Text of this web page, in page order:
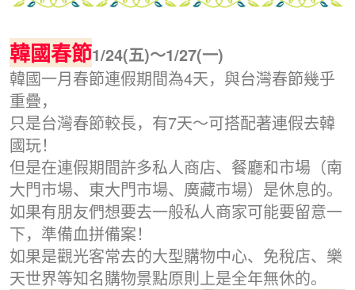
韓國春節1/24(五)～1/27(一)
韓國一月春節連假期間為4天，與台灣春節幾乎
重疊，
只是台灣春節較長，有7天～可搭配著連假去韓
國玩！
但是在連假期間許多私人商店、餐廳和市場（南
大門市場、東大門市場、廣藏市場）是休息的。
如果有朋友們想要去一般私人商家可能要留意一
下，準備血拼備案！
如果是觀光客常去的大型購物中心、免稅店、樂
天世界等知名購物景點原則上是全年無休的。